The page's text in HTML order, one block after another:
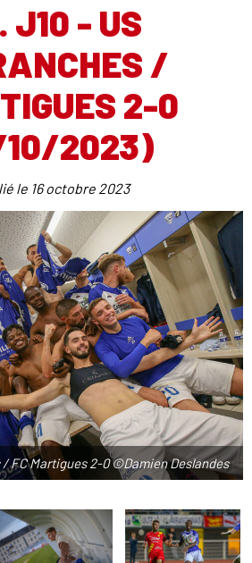
J10 - US
/
2-0
10/2023)
le 16 octobre 2023
/ FC Martigues 2-0 ©Damien Deslandes